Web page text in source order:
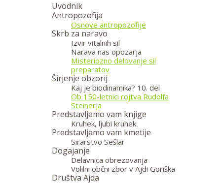
Uvodnik
Antropozofija
Osnove antropozofije
Skrb za naravo
Izvir vitalnih sil
Narava nas opozarja
Misteriozno delovanje sil
preparatov
Širjenje obzorij
Kaj je biodinamika? 10. del
Ob 150-letnici rojtva Rudolfa
Steinerja
Predstavljamo vam knjige
Kruhek, ljubi kruhek
Predstavljamo vam kmetije
Sirarstvo Sešlar
Dogajanje
Delavnica obrezovanja
Volilni občni zbor v Ajdi Goriška
Društva Ajda